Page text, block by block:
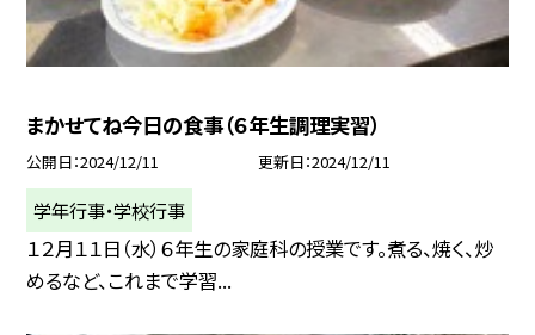
まかせてね今日の食事（６年生調理実習）
公開日 2024/12/11 更新日 2024/12/11
学年行事・学校行事
１２月１１日（水）６年生の家庭科の授業です。煮る、焼く、炒
めるなど、これまで学習...